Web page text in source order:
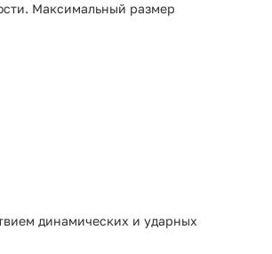
Максимальный размер
динамических и ударных